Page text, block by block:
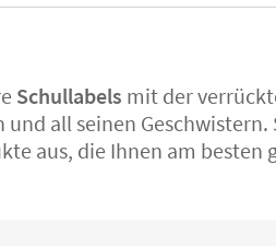
Schullabels mit der
all seinen Geschwistern.
aus, die Ihnen am besten